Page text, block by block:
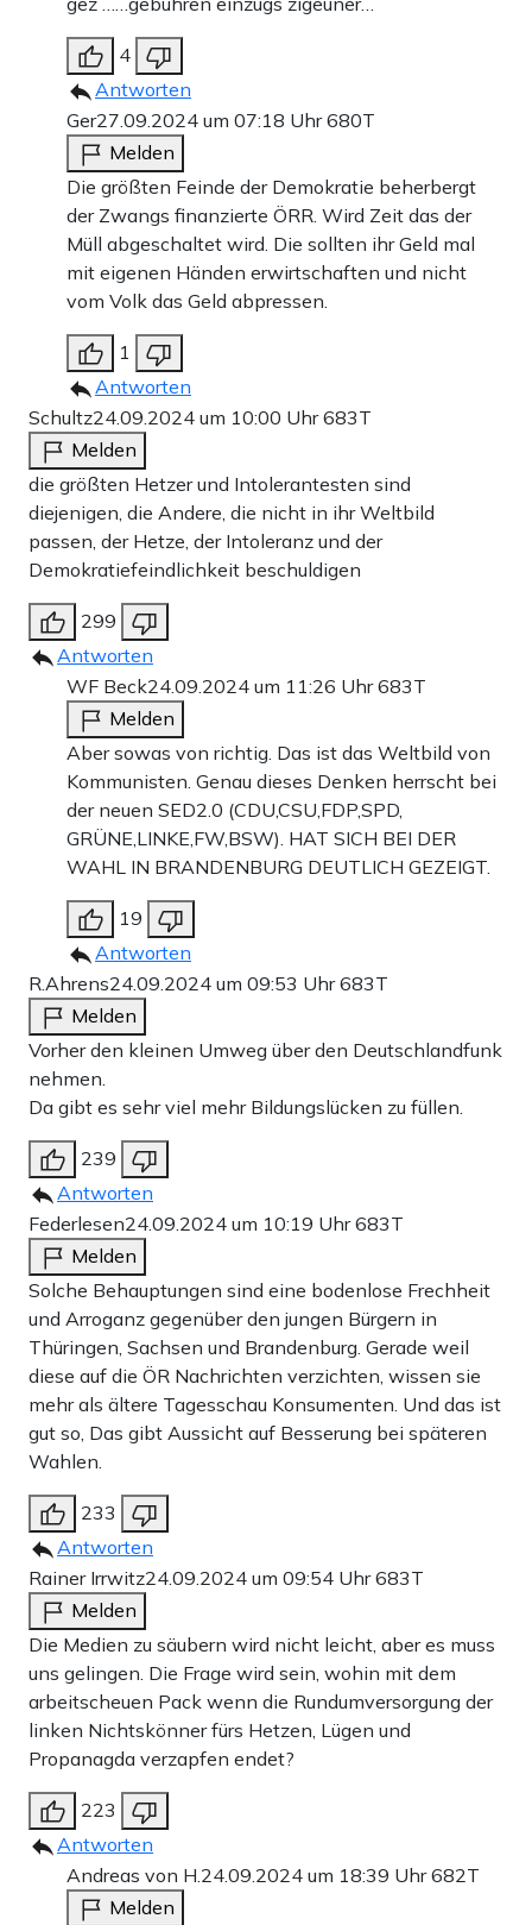
4
Antworten
Ger27.09.2024 um 07:18 Uhr680T
Melden
Die größten Feinde der Demokratie beherbergt
der Zwangs finanzierte ÖRR. Wird Zeit das der
Müll abgeschaltet wird. Die sollten ihr Geld mal
mit eigenen Händen erwirtschaften und nicht
vom Volk das Geld abpressen.
1
Antworten
Schultz24.09.2024 um 10:00 Uhr683T
Melden
die größten Hetzer und Intolerantesten sind
diejenigen, die Andere, die nicht in ihr Weltbild
passen, der Hetze, der Intoleranz und der
Demokratiefeindlichkeit beschuldigen
299
Antworten
WF Beck24.09.2024 um 11:26 Uhr683T
Melden
Aber sowas von richtig. Das ist das Weltbild von
Kommunisten. Genau dieses Denken herrscht bei
der neuen SED2.0 (CDU,CSU,FDP,SPD,
GRÜNE,LINKE,FW,BSW). HAT SICH BEI DER
WAHL IN BRANDENBURG DEUTLICH GEZEIGT.
19
Antworten
R.Ahrens24.09.2024 um 09:53 Uhr683T
Melden
Vorher den kleinen Umweg über den Deutschlandfunk
nehmen.
Da gibt es sehr viel mehr Bildungslücken zu füllen.
239
Antworten
Federlesen24.09.2024 um 10:19 Uhr683T
Melden
Solche Behauptungen sind eine bodenlose Frechheit
und Arroganz gegenüber den jungen Bürgern in
Thüringen, Sachsen und Brandenburg. Gerade weil
diese auf die ÖR Nachrichten verzichten, wissen sie
mehr als ältere Tagesschau Konsumenten. Und das ist
gut so, Das gibt Aussicht auf Besserung bei späteren
Wahlen.
233
Antworten
Rainer Irrwitz24.09.2024 um 09:54 Uhr683T
Melden
Die Medien zu säubern wird nicht leicht, aber es muss
uns gelingen. Die Frage wird sein, wohin mit dem
arbeitscheuen Pack wenn die Rundumversorgung der
linken Nichtskönner fürs Hetzen, Lügen und
Propanagda verzapfen endet?
223
Antworten
Andreas von H. 24.09.2024 um 18:39 Uhr682T
Melden